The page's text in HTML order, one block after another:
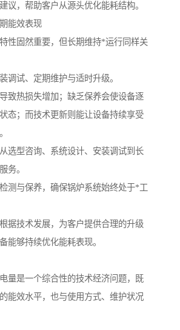
议，帮助客户从源头优化能耗结构。
能效表现
性固然重要，但长期维持*运行同样关
调试、定期维护与适时升级。
致热损失增加；缺乏保养会使设备逐
态；而技术更新则能让设备持续享受
选型咨询、系统设计、安装调试到长
务。
测与保养，确保锅炉系统始终处于*工
据技术发展，为客户提供合理的升级
能够持续优化能耗表现。
量是一个综合性的技术经济问题，既
能效水平，也与使用方式、维护状况